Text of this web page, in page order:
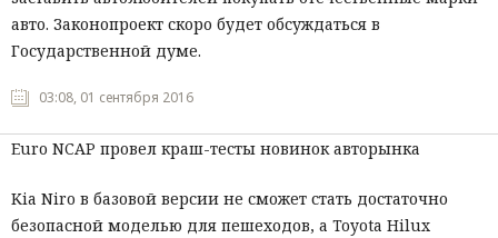
авто. Законопроект скоро будет обсуждаться в
Государственной думе.
03:08, 01 сентября 2016
Euro NCAP провел краш-тесты новинок авторынка
Kia Niro в базовой версии не сможет стать достаточно
безопасной моделью для пешеходов, а Toyota Hilux